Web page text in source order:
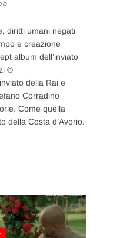
diritti umani negati
e creazione
album dell’inviato
©
della Rai e
Corradino
Come quella
della Costa d’Avorio.